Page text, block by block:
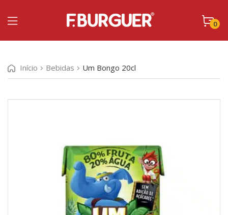
0
Início Bebidas Um Bongo 20cl